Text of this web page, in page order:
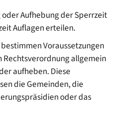
oder Aufhebung der Sperrzeit
Auflagen erteilen.
Voraussetzungen
Rechtsverordnung allgemein
aufheben. Diese
die Gemeinden, die
oder das